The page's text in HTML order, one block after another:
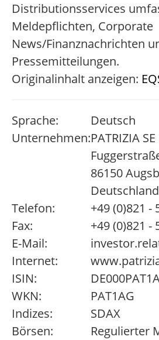
Distributionsservices
Meldepflichten, Corporate
News/Finanznachrichten
Pressemitteilungen.
Originalinhalt anzeigen:
Sprache:
Deutsch
Unternehmen:PATRIZIA SE
86150
Deutschland
Telefon:
+49 (0)821 -
Fax:
+49 (0)821 -
E-Mail:
Internet:
ISIN:
WKN:
PAT1AG
Indizes:
SDAX
Börsen:
Regulierter